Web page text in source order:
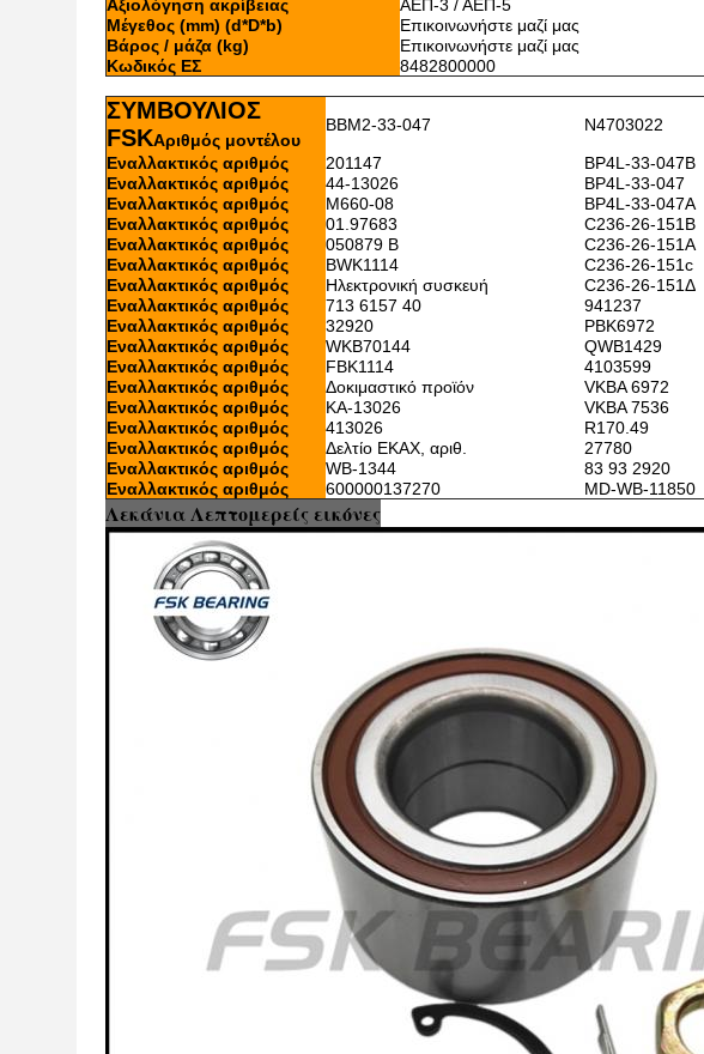
Αξιολόγηση ακρίβειας
ΑΕΠ-3 / ΑΕΠ-5
Μέγεθος (mm) (d*D*b)
Επικοινωνήστε μαζί μας
Βάρος / μάζα (kg)
Επικοινωνήστε μαζί μας
Κωδικός ΕΣ
8482800000
ΣΥΜΒΟΥΛΙΟΣ
FSKΑριθμός μοντέλου
BBM2-33-047
N4703022
Εναλλακτικός αριθμός
201147
BP4L-33-047B
Εναλλακτικός αριθμός
44-13026
BP4L-33-047
Εναλλακτικός αριθμός
M660-08
BP4L-33-047A
Εναλλακτικός αριθμός
01.97683
C236-26-151Β
Εναλλακτικός αριθμός
050879 Β
C236-26-151Α
Εναλλακτικός αριθμός
BWK1114
C236-26-151c
Εναλλακτικός αριθμός
Ηλεκτρονική συσκευή
C236-26-151Δ
Εναλλακτικός αριθμός
713 6157 40
941237
Εναλλακτικός αριθμός
32920
PBK6972
Εναλλακτικός αριθμός
WKB70144
QWB1429
Εναλλακτικός αριθμός
FBK1114
4103599
Εναλλακτικός αριθμός
Δοκιμαστικό προϊόν
VKBA 6972
Εναλλακτικός αριθμός
ΚΑ-13026
VKBA 7536
Εναλλακτικός αριθμός
413026
R170.49
Εναλλακτικός αριθμός
Δελτίο ΕΚΑΧ, αριθ.
27780
Εναλλακτικός αριθμός
WB-1344
83 93 2920
Εναλλακτικός αριθμός
600000137270 MD-WB-11850
Λεκάνια Λεπτομερείς εικόνες